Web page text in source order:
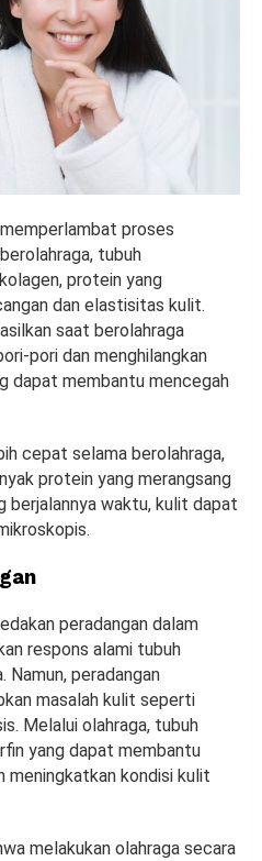
proses
tubuh
protein yang
dan elastisitas kulit.
saat berolahraga
pori dan menghilangkan
dapat membantu mencegah
cepat selama berolahraga,
protein yang merangsang
berjalannya waktu, kulit dapat
peradangan dalam
respons alami tubuh
peradangan
masalah kulit seperti
Melalui olahraga, tubuh
yang dapat membantu
meningkatkan kondisi kulit
melakukan olahraga secara